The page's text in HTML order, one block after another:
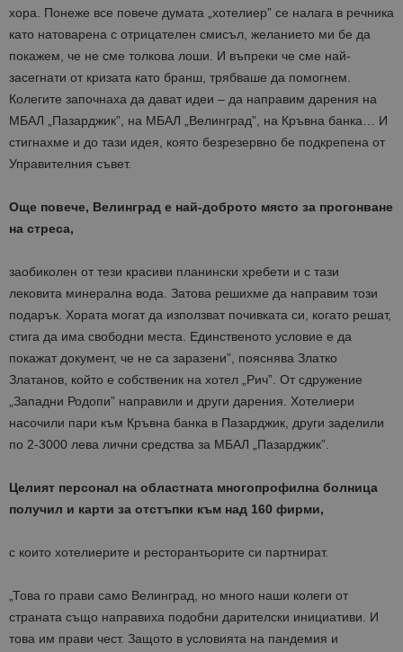
хора. Понеже все повече думата „хотелиер” се налага в речника
като натоварена с отрицателен смисъл, желанието ми бе да
покажем, че не сме толкова лоши. И въпреки че сме най-
засегнати от кризата като бранш, трябваше да помогнем.
Колегите започнаха да дават идеи – да направим дарения на
МБАЛ „Пазарджик”, на МБАЛ „Велинград”, на Кръвна банка… И
стигнахме и до тази идея, която безрезервно бе подкрепена от
Управителния съвет.
Още повече, Велинград е най-доброто място за прогонване
на стреса,
заобиколен от тези красиви планински хребети и с тази
лековита минерална вода. Затова решихме да направим този
подарък. Хората могат да използват почивката си, когато решат,
стига да има свободни места. Единственото условие е да
покажат документ, че не са заразени”, пояснява Златко
Златанов, който е собственик на хотел „Рич”. От сдружение
„Западни Родопи” направили и други дарения. Хотелиери
насочили пари към Кръвна банка в Пазарджик, други заделили
по 2-3000 лева лични средства за МБАЛ „Пазарджик”.
Целият персонал на областната многопрофилна болница
получил и карти за отстъпки към над 160 фирми,
с които хотелиерите и ресторантьорите си партнират.
„Това го прави само Велинград, но много наши колеги от
страната също направиха подобни дарителски инициативи. И
това им прави чест. Защото в условията на пандемия и